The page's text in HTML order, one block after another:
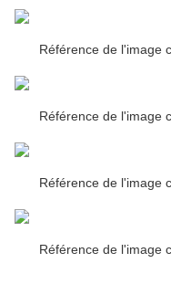
Référence de l'image
Référence de l'image
Référence de l'image
Référence de l'image